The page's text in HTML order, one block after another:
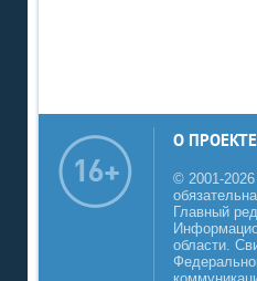
О ПРОЕКТЕ
© 2001-
Главный
области.